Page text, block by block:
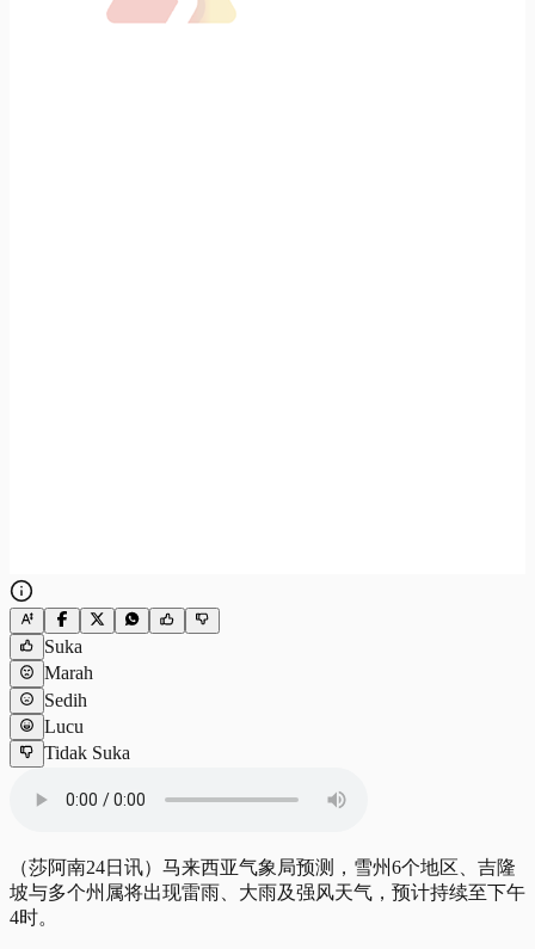
Suka
Marah
Sedih
Lucu
Tidak Suka
（莎阿南24日讯）马来西亚气象局预测，雪州6个地区、吉隆
坡与多个州属将出现雷雨、大雨及强风天气，预计持续至下午
4时。